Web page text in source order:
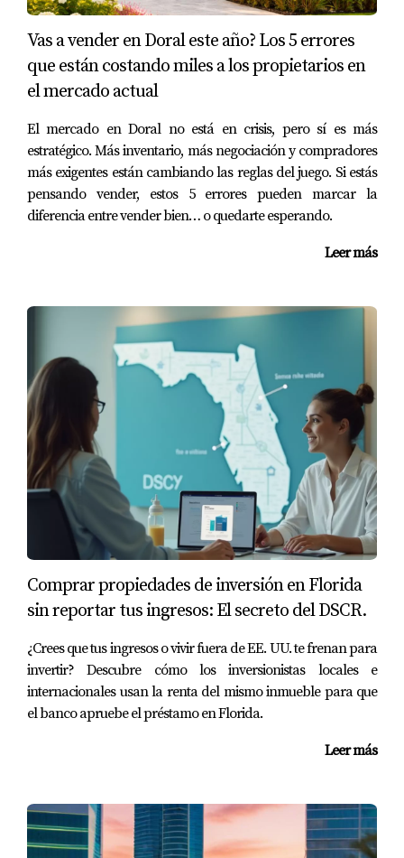
inmobiliario en Doral demuestra cómo el arte transforma
comunidades. No solo enriquecen la vida cultural, sino
que también tienen un impacto tangible en el valor de las
propiedades. Si estás considerando mudarte o invertir en
Doral, ten presente cómo estos espacios culturales
pueden influir positivamente en tu decisión.
Para asesoramiento experto sobre oportunidades
inmobiliarias en Doral, contacta aMariana Romero
Preguntas Frecuentes (FAQ)
¿Qué tipo de arte se exhibe en Doral?
Galerías como
Laelanie Art Galleryy Roy Rodriguez Fine
Arts
muestran arte contemporáneo y obras de artistas
locales.
¿Cómo afectan los museos al valor inmobiliario?
La cercanía a instituciones culturales aumenta el
atractivo de una zona y eleva la demanda por
propiedades.
¿Hay eventos regulares relacionados con el arte?
exposiciones, ferias y conciertos que fomentan la
participación comunitaria.
¿Qué beneficios ofrece vivir cerca de espacios culturales?
Acceso constante a actividades artísticas y sociales,
propiedad.
Vas a vender en Doral este año? Los 5 errores
que están costando miles a los propietarios en
el mercado actual
El mercado en Doral no está en crisis, pero sí es más
estratégico. Más inventario, más negociación y compradores
más exigentes están cambiando las reglas del juego. Si estás
pensando vender, estos 5 errores pueden marcar la
diferencia entre vender bien… o quedarte esperando.
Leer más
Comprar propiedades de inversión en Florida
sin reportar tus ingresos: El secreto del DSCR.
¿Crees que tus ingresos o vivir fuera de EE. UU. te frenan para
invertir? Descubre cómo los inversionistas locales e
internacionales usan la renta del mismo inmueble para que
el banco apruebe el préstamo en Florida.
Leer más